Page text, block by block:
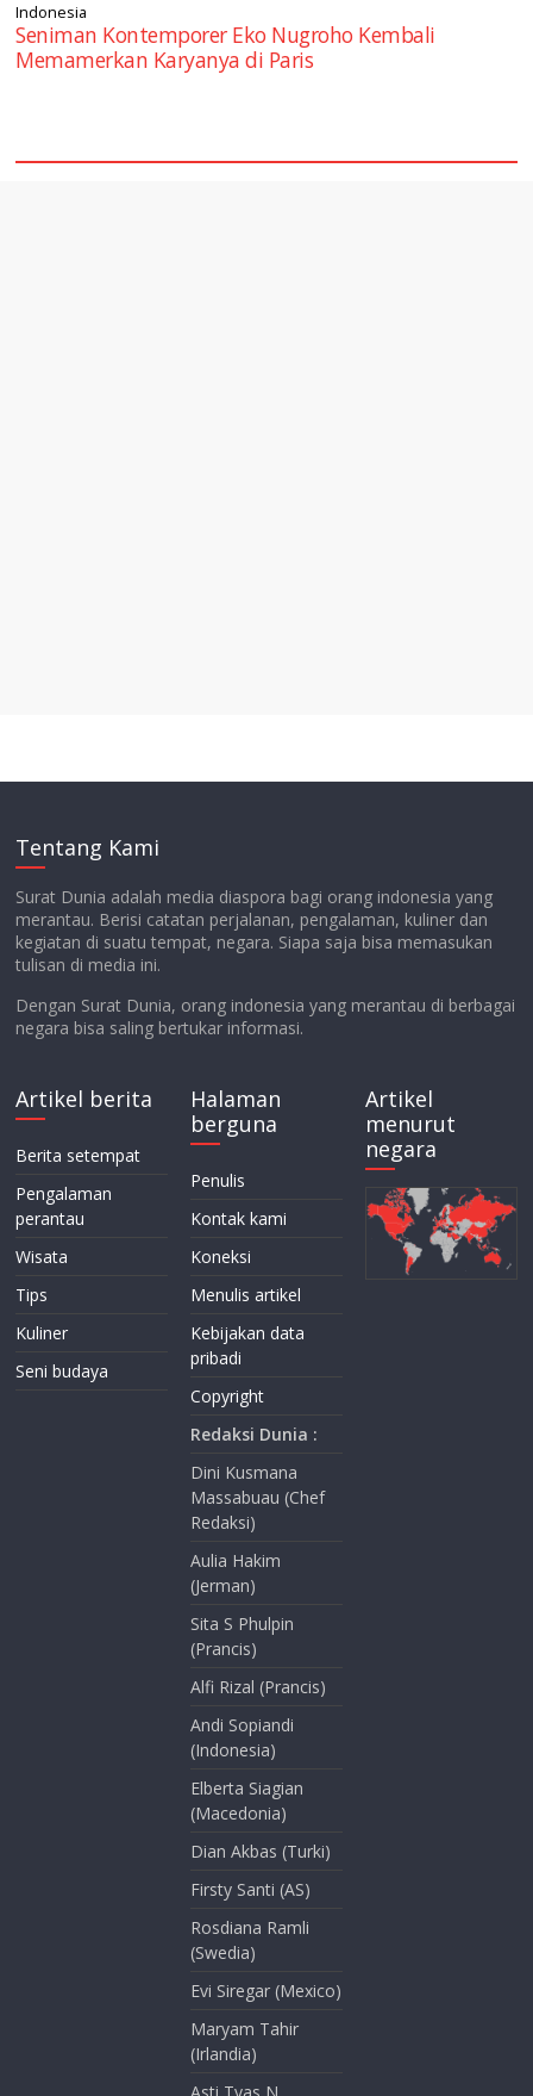
Indonesia
Seniman Kontemporer Eko Nugroho Kembali
Memamerkan Karyanya di Paris
Tentang Kami
Surat Dunia adalah media diaspora bagi orang indonesia yang
merantau. Berisi catatan perjalanan, pengalaman, kuliner dan
kegiatan di suatu tempat, negara. Siapa saja bisa memasukan
tulisan di media ini.
Dengan Surat Dunia, orang indonesia yang merantau di berbagai
negara bisa saling bertukar informasi.
Artikel berita
Berita setempat
Pengalaman
perantau
Wisata
Tips
Kuliner
Seni budaya
Halaman
berguna
Penulis
Kontak kami
Koneksi
Menulis artikel
Kebijakan data
pribadi
Copyright
Redaksi Dunia :
Dini Kusmana
Massabuau (Chef
Redaksi)
Aulia Hakim
(Jerman)
Sita S Phulpin
(Prancis)
Alfi Rizal (Prancis)
Andi Sopiandi
(Indonesia)
Elberta Siagian
(Macedonia)
Dian Akbas (Turki)
Firsty Santi (AS)
Rosdiana Ramli
(Swedia)
Evi Siregar (Mexico)
Maryam Tahir
(Irlandia)
Artikel
menurut
negara